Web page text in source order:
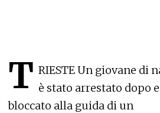
T RIESTE Un giovane di
è stato arrestato dopo
bloccato alla guida di un